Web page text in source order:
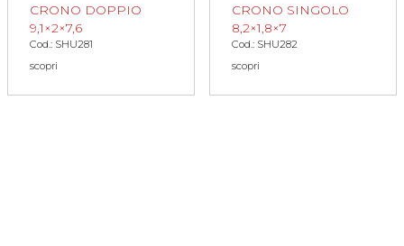
CRONO DOPPIO
9,1×2×7,6
Cod.: SHU281
scopri
CRONO SINGOLO
8,2×1,8×7
Cod.: SHU282
scopri